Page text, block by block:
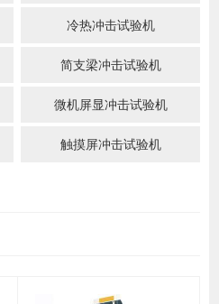
冷热冲击试验机
简支梁冲击试验机
微机屏显冲击试验机
触摸屏冲击试验机